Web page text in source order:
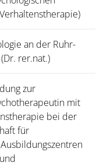
an der Ruhr-
rer.nat.)
zur
mit
bei der
für